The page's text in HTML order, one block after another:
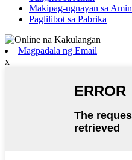
Makipag-ugnayan sa Amin
Paglilibot sa Pabrika
Magpadala ng Email
x